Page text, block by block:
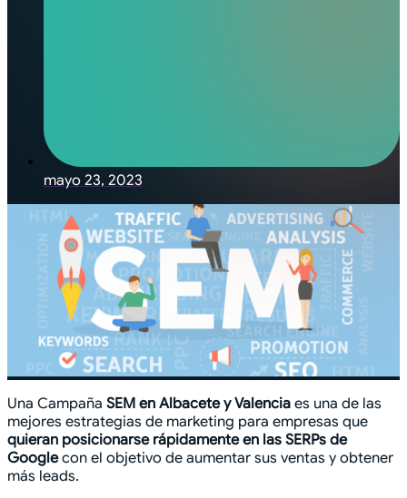
mayo 23, 2023
Una Campaña SEM en Albacete y Valencia es una de las
mejores estrategias de marketing para empresas que
quieran posicionarse rápidamente en las SERPs de
Googlecon el objetivo de aumentar sus ventas y obtener
más leads.